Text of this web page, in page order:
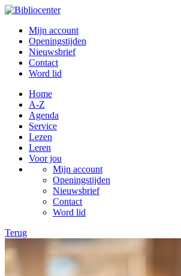
Mijn account
Openingstijden
Nieuwsbrief
Contact
Word lid
Home
A-Z
Agenda
Service
Lezen
Leren
Voor jou
Mijn account
Openingstijden
Nieuwsbrief
Contact
Word lid
Terug